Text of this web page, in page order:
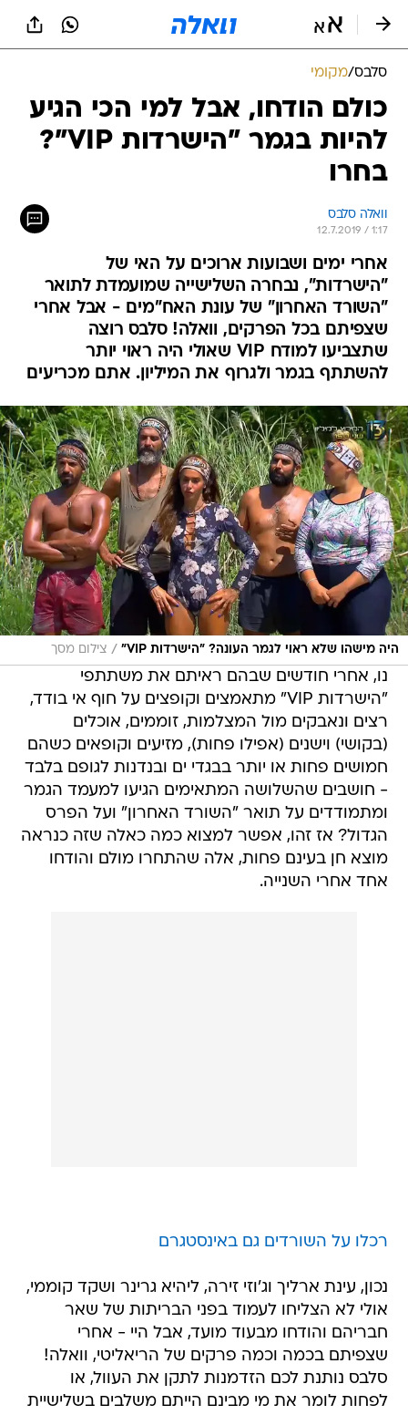
סלבס/מקומי
כולם הודחו, אבל למי הכי הגיע
להיות בגמר "הישרדות VIP"?
בחרו
וואלה סלבס
12.7.2019 / 1:17
אחרי ימים ושבועות ארוכים על האי של
"הישרדות", נבחרה השלישייה שמועמדת לתואר
"השורד האחרון" של עונת האח"מים - אבל אחרי
שצפיתם בכל הפרקים, וואלה! סלבס רוצה
שתצביעו למודח VIP שאולי היה ראוי יותר
להשתתף בגמר ולגרוף את המיליון. אתם מכריעים
היה מישהו שלא ראוי לגמר העונה? "הישרדות VIP" / צילום מסך
נו, אחרי חודשים שבהם ראיתם את משתתפי
"הישרדות VIP" מתאמצים וקופצים על חוף אי בודד,
רצים ונאבקים מול המצלמות, זוממים, אוכלים
(בקושי) וישנים (אפילו פחות), מזיעים וקופאים כשהם
חמושים פחות או יותר בבגדי ים ובנדנות לגופם בלבד
- חושבים שהשלושה המתאימים הגיעו למעמד הגמר
ומתמודדים על תואר "השורד האחרון" ועל הפרס
הגדול? אז זהו, אפשר למצוא כמה כאלה שזה כנראה
מוצא חן בעינם פחות, אלה שהתחרו מולם והודחו
אחד אחרי השנייה.
רכלו על השורדים גם באינסטגרם
נכון, עינת ארליך וג'וזי זירה, ליהיא גרינר ושקד קוממי,
אולי לא הצליחו לעמוד בפני הבריתות של שאר
חבריהם והודחו מבעוד מועד, אבל היי - אחרי
שצפיתם בכמה וכמה פרקים של הריאליטי, וואלה!
סלבס נותנת לכם הזדמנות לתקן את העוול, או
לפחות לומר את מי מבינם הייתם משלבים בשלישיית